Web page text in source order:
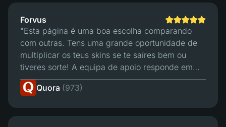
Forvus
"Esta página é uma boa escolha comparando
com outras. Tens uma grande oportunidade de
multiplicar os teus skins se te saíres bem ou
tiveres sorte! A equipa de apoio responde em
minutos e tem um bom sistema de troca. Para
mim, é a melhor página para apostar."
Quora (973)